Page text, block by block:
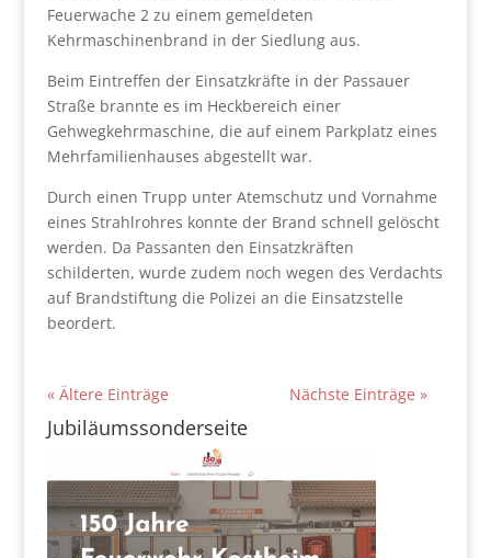
Feuerwache 2 zu einem gemeldeten
Kehrmaschinenbrand in der Siedlung aus.
Beim Eintreffen der Einsatzkräfte in der Passauer
Straße brannte es im Heckbereich einer
Gehwegkehrmaschine, die auf einem Parkplatz eines
Mehrfamilienhauses abgestellt war.
Durch einen Trupp unter Atemschutz und Vornahme
eines Strahlrohres konnte der Brand schnell gelöscht
werden. Da Passanten den Einsatzkräften
schilderten, wurde zudem noch wegen des Verdachts
auf Brandstiftung die Polizei an die Einsatzstelle
beordert.
« Ältere Einträge Nächste Einträge »
Jubiläumssonderseite